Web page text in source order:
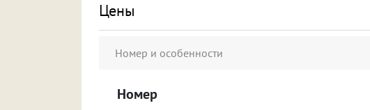
прямо в своем номере.
во время поездки.
Соколиная гора — это район, где вы сможете
множество интересных мест. В шаговой доступности
Цены
Номер и особенности
Номер